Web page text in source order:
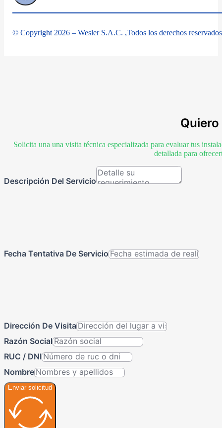
© Copyright 2026 – Wesler S.A.C. ,Todos los derechos
Solicita una una visita técnica especializada para evaluar tus
detallada para
Descripción Del Servicio
Fecha Tentativa De Servicio
Dirección De Visita
Razón Social
RUC / DNI
Nombre
Enviar solicitud